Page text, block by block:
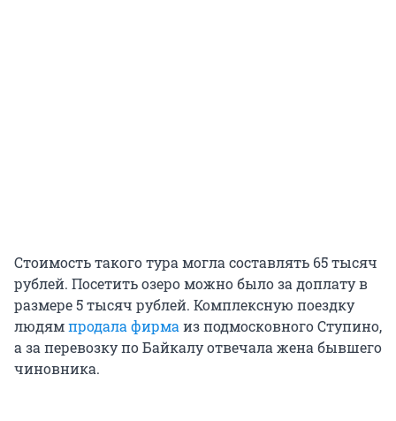
Стоимость такого тура могла составлять 65тысяч
рублей. Посетить озеро можно было за доплату в
размере5тысяч рублей. Комплексную поездку
людямпродала фирмаиз подмосковного Ступино,
а за перевозку по Байкалу отвечала жена бывшего
чиновника.